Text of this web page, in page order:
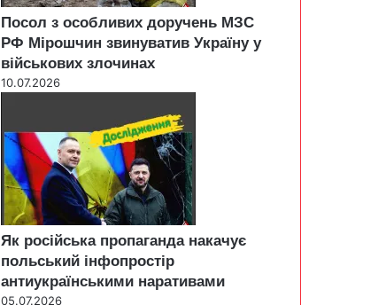
Посол з особливих доручень МЗС
РФ Мірошчин звинуватив Україну у
військових злочинах
10.07.2026
Як російська пропаганда накачує
польський інфопростір
антиукраїнськими наративами
05.07.2026